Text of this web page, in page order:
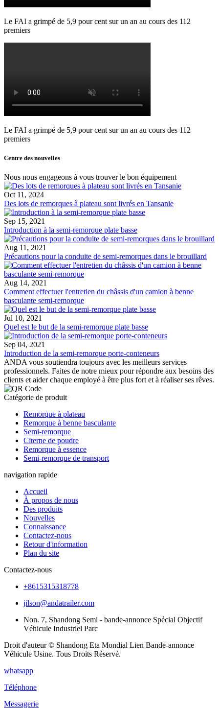
Le FAI a grimpé de 5,9 pour cent sur un an au cours des 112
premiers
Le FAI a grimpé de 5,9 pour cent sur un an au cours des 112
premiers
Centre des nouvelles
Nous nous engageons à vous trouver le bon équipement
Oct 11, 2024
Des lots de remorques à plateau sont livrés en Tansanie
Sep 15, 2021
Introduction à la semi-remorque plate basse
Aug 11, 2021
Précautions pour la conduite de semi-remorques dans le brouillard
Aug 14, 2021
Comment effectuer l'entretien du châssis d'un camion à benne
basculante semi-remorque
Jul 10, 2021
Quel est le but de la semi-remorque plate basse
Sep 04, 2021
Introduction de la semi-remorque porte-conteneurs
ANDA vous soutiendra toujours avec les meilleurs services
professionnels. Faites de notre mieux pour répondre aux besoins des
clients et aider chaque employé à être plus fort et à réaliser ses rêves.
Catégorie de produit
Remorque à plateau
Remorque à benne basculante
Semi-remorque
Citerne de poudre
Remorque à essence
Semi-remorque de transport
navigation rapide
Accueil
À propos de nous
Des produits
Nouvelles
Connaissance
Contactez-nous
Retour d'information
Plan du site
Contactez-nous
+8615315318778
jilson@andatrailer.com
Non. 7, Shandong Semi - bande-annonce Spécial Objectif
Véhicule Industriel Parc
Droit d'auteur © Shandong Eta Mondial Lien Bande-annonce
Véhicule Usine. Tous Droits Réservé.
whatsapp
Téléphone
Messagerie